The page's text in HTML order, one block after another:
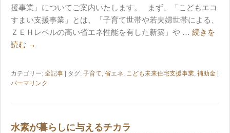
援事業」についてご案内いたします。 まず、「こどもエコ
すまい支援事業」とは、「子育て世帯や若夫婦世帯による、
ＺＥＨレベルの高い省エネ性能を有した新築」や … 続きを
読む →
カテゴリー: 全記事 | タグ: 子育て, 省エネ, こども未来住宅支援事業, 補助金
パーマリンク
水素が暮らしに与えるチカラ